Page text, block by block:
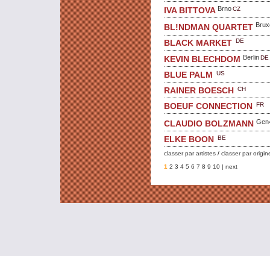
IVA BITTOVA BrnoCZ
BL!NDMAN QUARTET
BLACK MARKET DE
KEVIN BLECHDOM BerlinDE
BLUE PALM US
RAINER BOESCH CH
BOEUF CONNECTION FR
CLAUDIO BOLZMANN
ELKE BOON BE
classer par artistes / classer par
1 2 3 4 5 6 7 8 9 10 | next